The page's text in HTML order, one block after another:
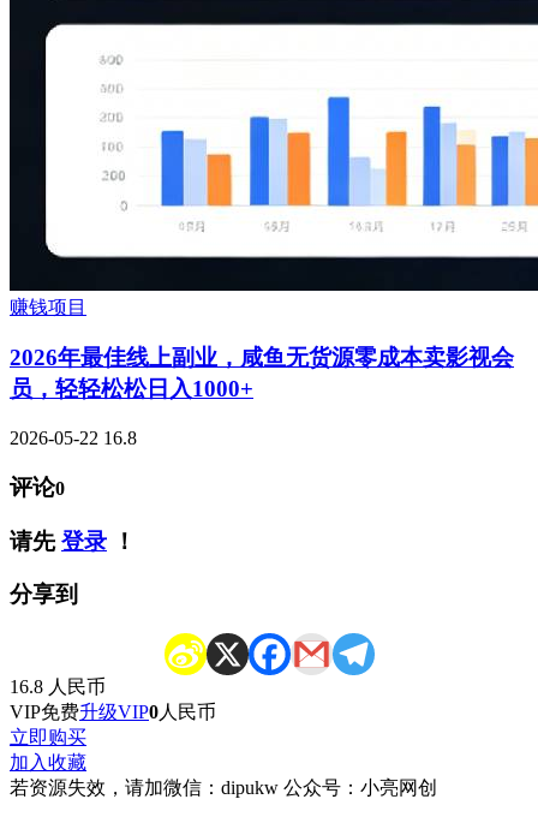
赚钱项目
2026年最佳线上副业，咸鱼无货源零成本卖影视会
员，轻轻松松日入1000+
2026-05-22 16.8
评论0
请先登录 ！
分享到
16.8 人民币
VIP免费升级VIP0人民币
立即购买
加入收藏
若资源失效，请加微信：dipukw 公众号：小亮网创